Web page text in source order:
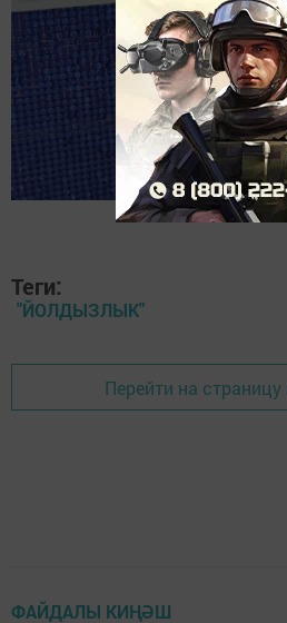
Теги:
"ЙОЛДЫЗЛЫК"
Перейти на страницу
ФАЙДАЛЫ КИҢӘШ